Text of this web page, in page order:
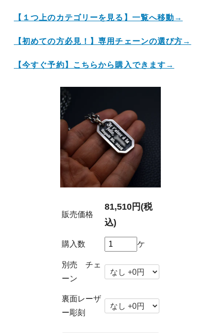
【１つ上のカテゴリーを見る】一覧へ移動→
【初めての方必見！】専用チェーンの選び方→
【今すぐ予約】こちらから購入できます→
販売価格
81,510円(税
込)
購入数 ケ
別売 チェ
ーン
裏面レーザ
ー彫刻